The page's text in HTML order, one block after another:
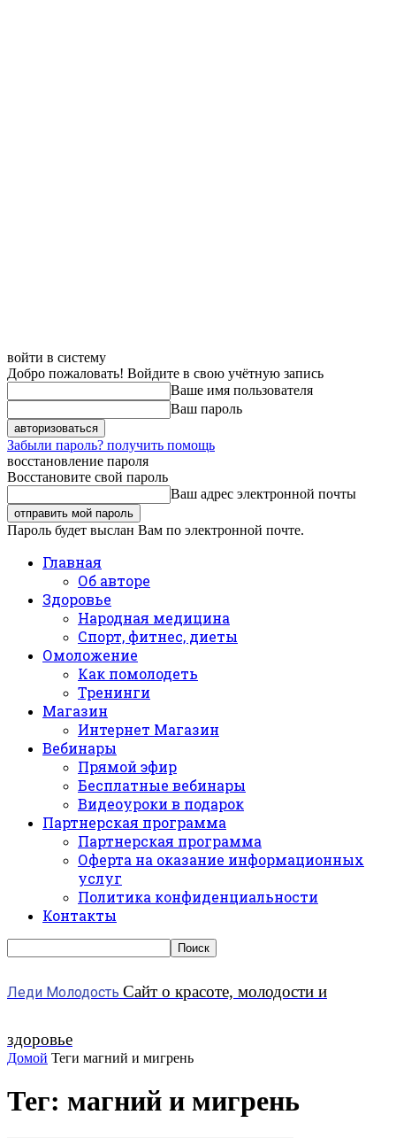
войти в систему
Добро пожаловать! Войдите в свою учётную запись
Ваше имя пользователя
Ваш пароль
Забыли пароль? получить помощь
восстановление пароля
Восстановите свой пароль
Ваш адрес электронной почты
Пароль будет выслан Вам по электронной почте.
Главная
Об авторе
Здоровье
Народная медицина
Спорт, фитнес, диеты
Омоложение
Как помолодеть
Тренинги
Магазин
Интернет Магазин
Вебинары
Прямой эфир
Бесплатные вебинары
Видеоуроки в подарок
Партнерская программа
Партнерская программа
Оферта на оказание информационных
услуг
Политика конфиденциальности
Контакты
Леди Молодость Сайт о красоте, молодости и
здоровье
Домой Теги магний и мигрень
Тег: магний и мигрень